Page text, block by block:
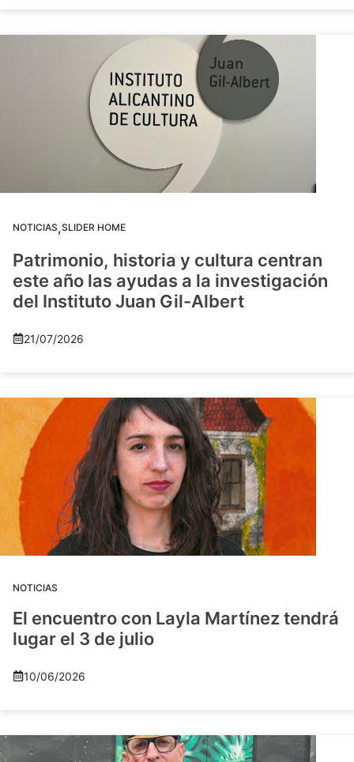
NOTICIAS,SLIDER HOME
Patrimonio, historia y cultura centran
este año las ayudas a la investigación
del Instituto Juan Gil-Albert
21/07/2026
NOTICIAS
El encuentro con Layla Martínez tendrá
lugar el 3 de julio
10/06/2026